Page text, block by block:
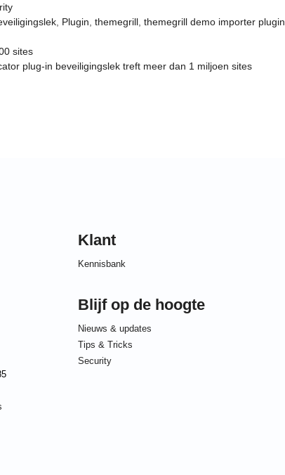
, Plugin,themegrill,themegrill demo importer plugin
sites
plug-in beveiligingslek treft meer dan 1 miljoen sites
Klant
Kennisbank
Blijf op de hoogte
Nieuws & updates
Tips & Tricks
Security